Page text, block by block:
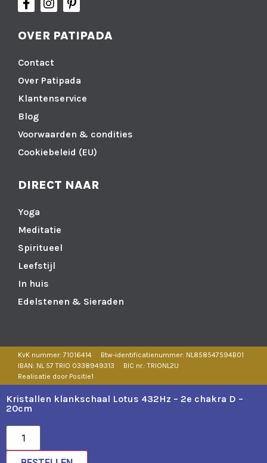
OVER PATIPADA
Contact
Over Patipada
Klantenservice
Blog
Voorwaarden & condities
Cookiebeleid (EU)
DIRECT NAAR
Yoga
Meditatie
Spiritueel
Leefstijl
In huis
Edelstenen & Sieraden
KvK nummer: 71016414
Btw-identificatienummer: NL858547594B01
IBAN: NL 57 TRIO 0338949313
BIC nr.: TRIONL2U
Realisatie door Positie1
Kristallen klankschaal Lotus 432Hz – 2e chakra D –
20cm